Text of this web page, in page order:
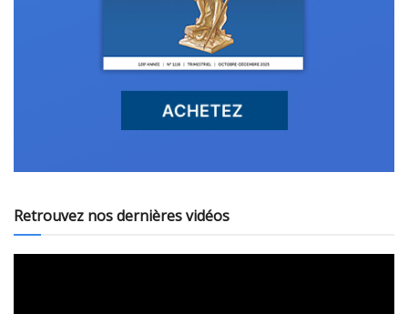
Retrouvez nos dernières vidéos